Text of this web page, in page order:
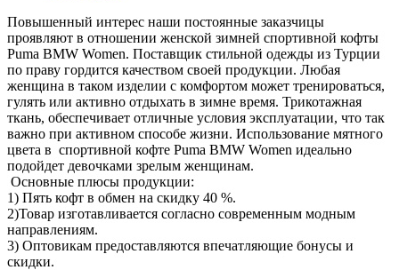
Повышенный интерес наши постоянные заказчицы
проявляют в отношении женской зимней спортивной кофты
Puma BMW Women. Поставщик стильной одежды из Турции
по праву гордится качеством своей продукции. Любая
женщина в таком изделии с комфортом может тренироваться,
гулять или активно отдыхать в зимне время. Трикотажная
ткань, обеспечивает отличные условия эксплуатации, что так
важно при активном способе жизни. Использование мятного
цвета в спортивной кофте Puma BMW Women идеально
подойдет девочками зрелым женщинам.
Основные плюсы продукции:
1) Пять кофт в обмен на скидку 40 %.
2)Товар изготавливается согласно современным модным
направлениям.
3) Оптовикам предоставляются впечатляющие бонусы и
скидки.